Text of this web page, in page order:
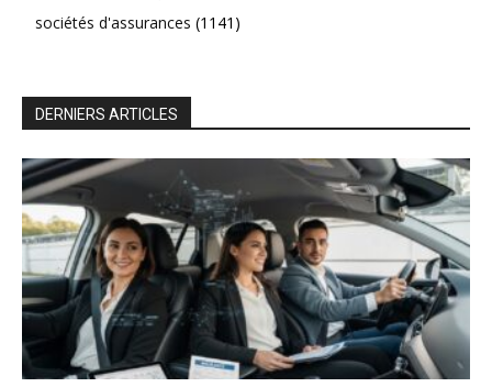
sociétés d'assurances (1141)
DERNIERS ARTICLES